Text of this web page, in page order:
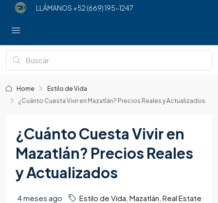
LLÁMANOS +52 (669) 195-1247
Home
Estilo de Vida
¿Cuánto Cuesta Vivir en Mazatlán? Precios Reales y Actualizados
¿Cuánto Cuesta Vivir en
Mazatlán? Precios Reales
y Actualizados
4 meses ago Estilo de Vida Mazatlán Real Estate